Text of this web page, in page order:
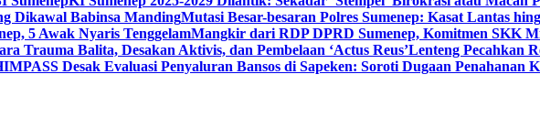
Dikawal Babinsa MandingMutasi Besar-besaran Polres Sumenep: Kasat Lantas
5 Awak Nyaris TenggelamMangkir dari RDP DPRD Sumenep, Komitmen SKK
Trauma Balita, Desakan Aktivis, dan Pembelaan ‘Actus Reus’Lenteng Pecahkan
Desak Evaluasi Penyaluran Bansos di Sapeken: Soroti Dugaan Penahanan